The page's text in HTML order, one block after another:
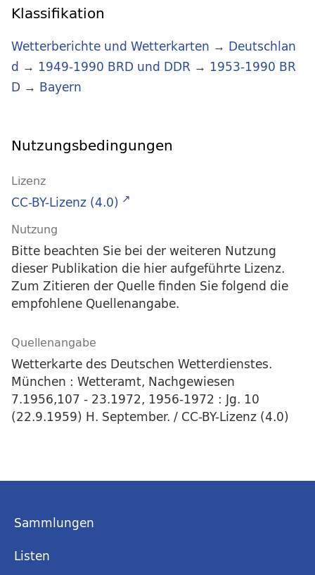
Klassifikation
Wetterberichte und Wetterkarten → Deutschlan
d → 1949-1990 BRD und DDR → 1953-1990 BR
D → Bayern
Nutzungsbedingungen
Lizenz
CC-BY-Lizenz (4.0)
Nutzung
Bitte beachten Sie bei der weiteren Nutzung
dieser Publikation die hier aufgeführte Lizenz.
Zum Zitieren der Quelle finden Sie folgend die
empfohlene Quellenangabe.
Quellenangabe
Wetterkarte des Deutschen Wetterdienstes.
München : Wetteramt, Nachgewiesen
7.1956,107 - 23.1972, 1956-1972 : Jg. 10
(22.9.1959) H. September. / CC-BY-Lizenz (4.0)
Sammlungen
Listen